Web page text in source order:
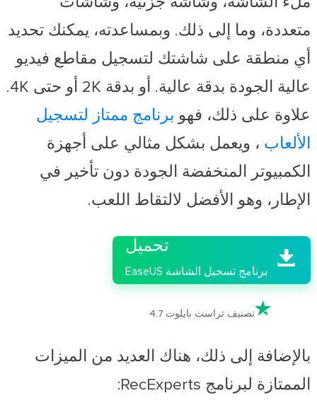
متعددة، وما إلى ذلك. وبمساعدته، يمكنك تحديد
أي منطقة على شاشتك لتسجيل مقاطع فيديو
عالية الجودة بدقة عالية. أو بدقة 2K أو حتى 4K.
علاوة على ذلك، فهو برنامج ممتاز لتسجيل
الألعاب ، ويعمل بشكل مثالي على أجهزة
الكمبيوتر المنخفضة الجودة دون تأخير في
الإطار، وهو الأفضل لالتقاط اللعب.


تحميل
برنامج تسجيل الشاشة EaseUS
تصنيف تراست بايلوت 4.7
بالإضافة إلى ذلك، هناك العديد من الميزات
الممتازة لبرنامج RecExperts: